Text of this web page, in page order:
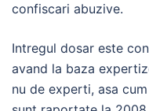
confiscari abuzive.
Intregul dosar este
avand la baza
nu de experti, asa